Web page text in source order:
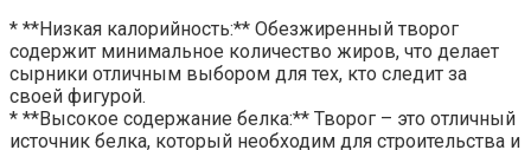
* **Низкая калорийность:** Обезжиренный творог
содержит минимальное количество жиров, что делает
сырники отличным выбором для тех, кто следит за
своей фигурой.
* **Высокое содержание белка:** Творог – это отличный
источник белка, который необходим для строительства и